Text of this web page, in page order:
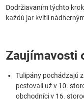
Dodržiavaním týchto
každú jar kvitli
Zaujímavosti
Tulipány pochádzajú
pestovali už v 10.
obchodníci v 16.